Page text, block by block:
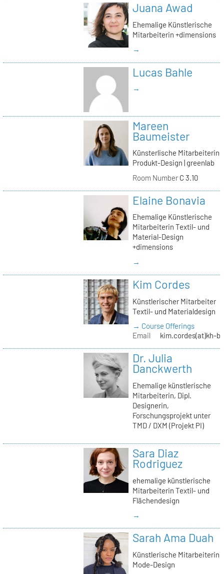
Juana Awad
Ehemalige Künstlerische
Mitarbeiterin +dimensions
→
Lucas Bahle
→
Mareen
Baumeister
Künsterlische Mitarbeiterin
Produkt-Design | greenlab
Room NumberC 3.10
Elaine Bonavia
Ehemalige Künstlerische
Mitarbeiterin Textil- und
Material-Design
+dimensions
→
Kim Cordes
Künstlerischer Mitarbeiter
Textil- und Materialdesign
→ Course Offerings
Email
kim.cordes(at)kh-
Dr. Julia
Danckwerth
Ehemalige künstlerische
Mitarbeiterin, Dipl.
Designerin,
Forschungsprojekt unter
TMD / DXM (Projekt PI)
Sara Diaz
Rodriguez
ehemalige künstlerische
Mitarbeiterin Textil- und
Flächendesign
→
Sarah Ama Duah
Künstlerische Mitarbeiterin
Mode-Design